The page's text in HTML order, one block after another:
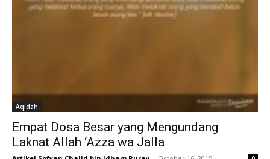
Aqidah
Empat Dosa Besar yang Mengundang
Laknat Allah ‘Azza wa Jalla